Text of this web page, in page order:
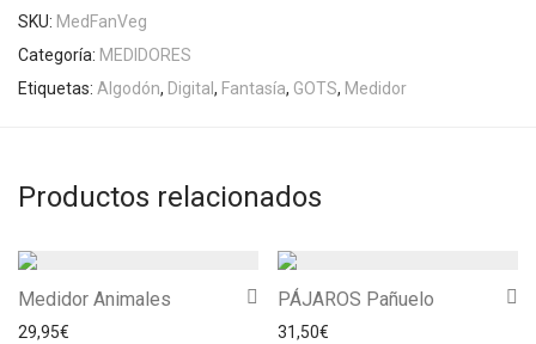
SKU: MedFanVeg
Categoría: MEDIDORES
Etiquetas: Algodón, Digital , Fantasía, GOTS, Medidor
Productos relacionados
Medidor Animales
29,95€
PÁJAROS Pañuelo
31,50€